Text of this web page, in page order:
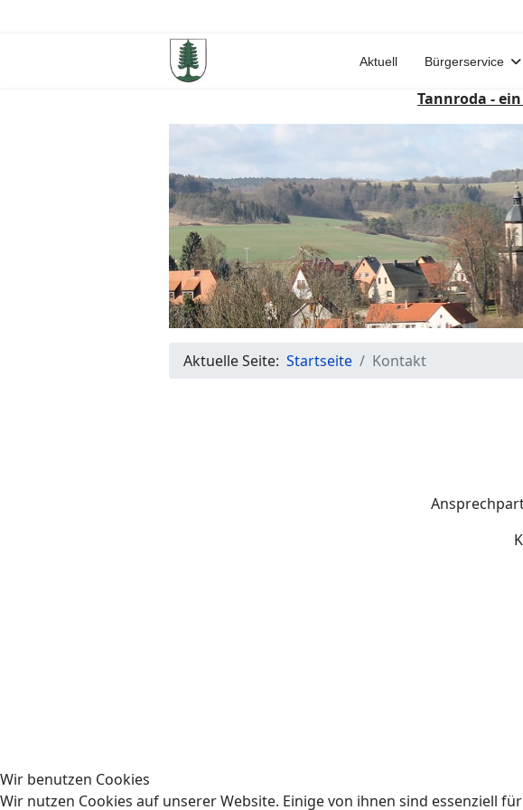
Aktuell Bürgerservice
Tannroda -
Aktuelle Seite: Startseite Kontakt
Wir benutzen Cookies
Wir nutzen Cookies auf unserer Website. Einige von ihnen sind essenziell